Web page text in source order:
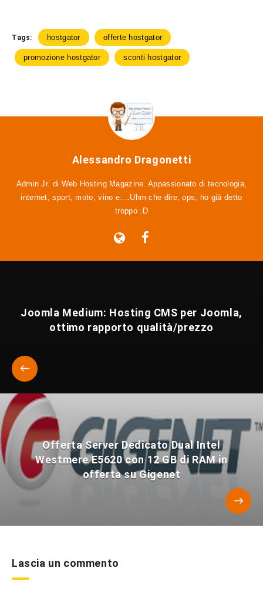
Tags: hostgator offerte hostgator
promozione hostgator sconti hostgator
Alessandro Dragonetti
Admin Jr. di Web Hosting Magazine. Appassionato di tecnologia,
internet, sport, moto, vino e....Uhm che dire, ops, ho già detto
troppo :D
Joomla Medium: Hosting CMS per Joomla,
ottimo rapporto qualità/prezzo
Offerta Server Dedicato Dual Intel
Westmere E5620 con 12 GB di RAM in
offerta su Gigenet
Lascia un commento